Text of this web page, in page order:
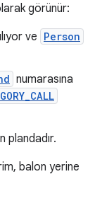
görünür:
ve Person
numarasına
plandadır.
balon yerine